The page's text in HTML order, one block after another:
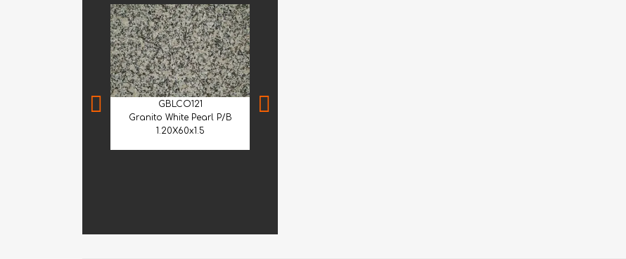
GBLCO121
Granito White Pearl P/B
1.20X60x1.5